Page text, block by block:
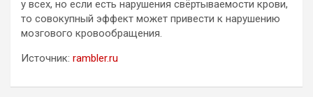
у всех, но если есть нарушения свёртываемости крови,
то совокупный эффект может привести к нарушению
мозгового кровообращения.
Источник: rambler.ru